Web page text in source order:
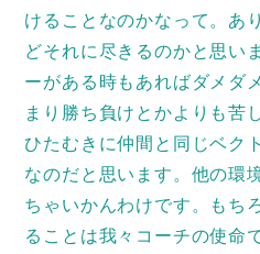
けることなのかなって。あ
どそれに尽きるのかと思い
ーがある時もあればダメダ
まり勝ち負けとかよりも苦
ひたむきに仲間と同じベク
なのだと思います。他の環
ちゃいかんわけです。もち
ることは我々コーチの使命